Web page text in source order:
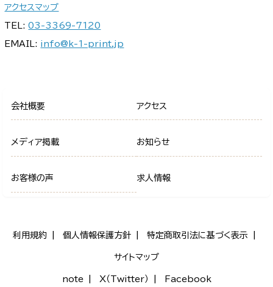
アクセスマップ
TEL:03-3369-7120
EMAIL: info@k-1-print.jp
会社概要 アクセス
メディア掲載 お知らせ
お客様の声 求人情報
利用規約 個人情報保護方針 特定商取引法に基づく表示
サイトマップ
note X（Twitter） Facebook